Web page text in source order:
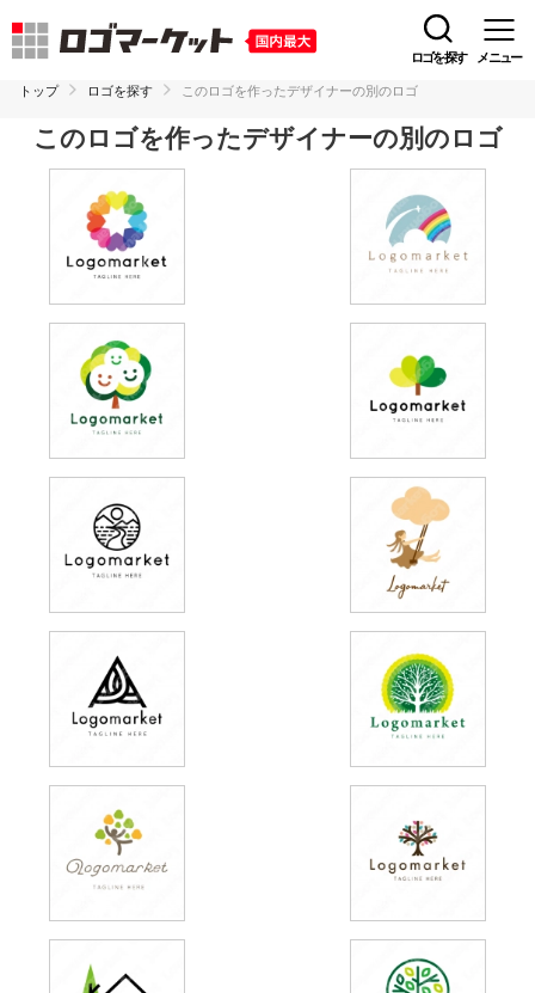
ロゴを探す メニュー
トップ ロゴを探す このロゴを作ったデザイナーの別のロゴ
このロゴを作ったデザイナーの別のロゴ